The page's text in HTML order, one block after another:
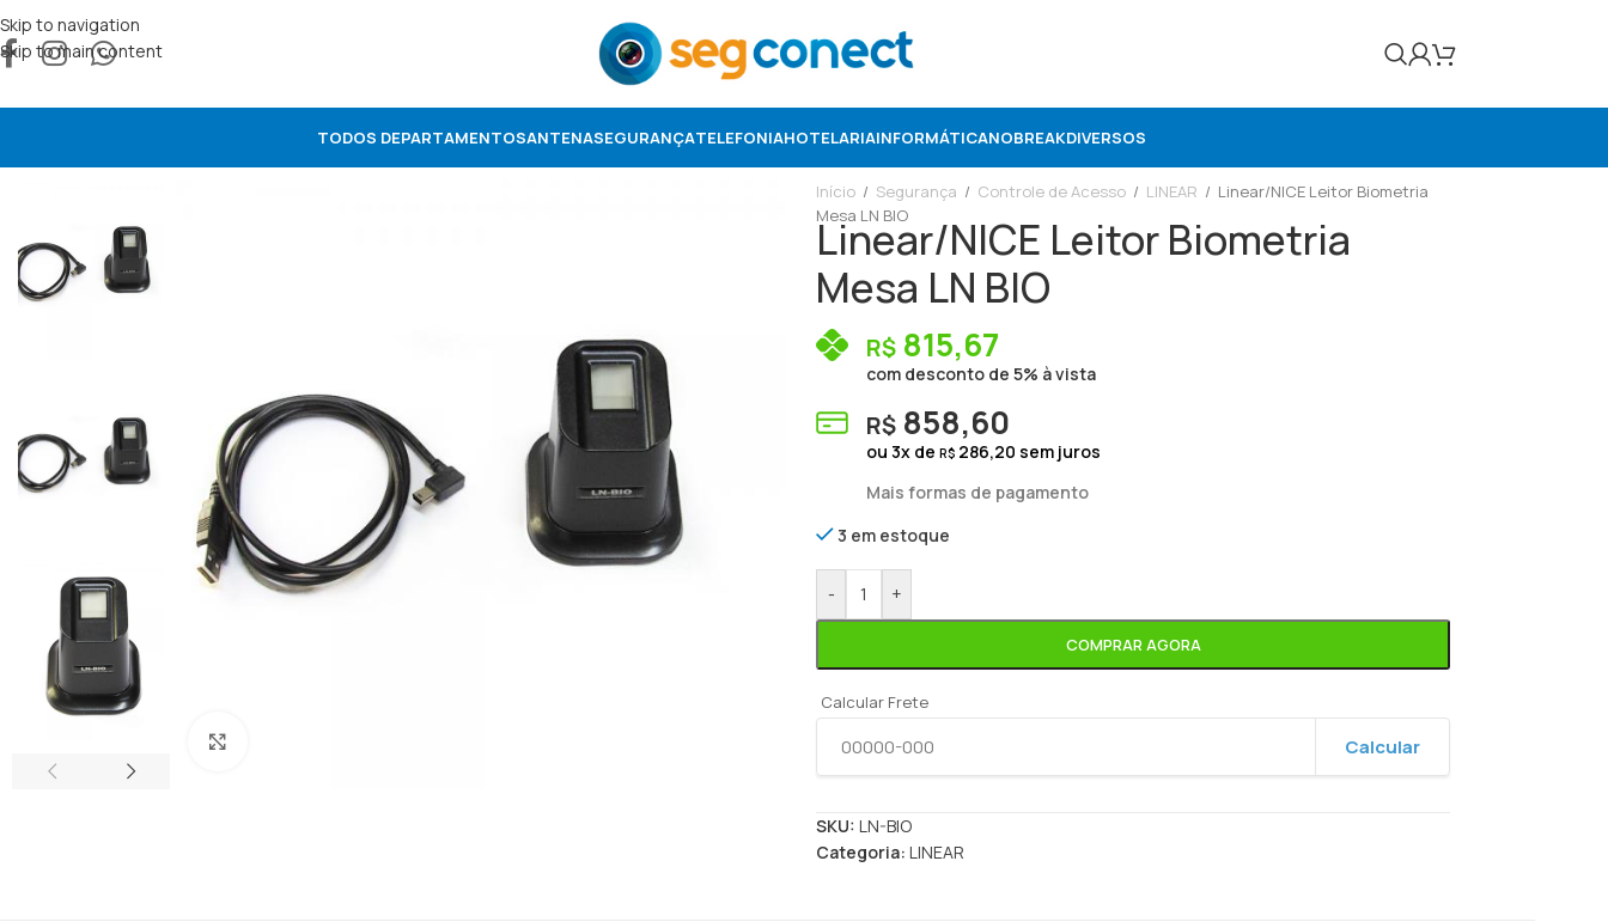
Skip to navigation
Skip to main content
TODOS DEPARTAMENTOSANTENASEGURANÇATELEFONIAHOTELARIAINFORMÁTICANOBREAKDIVERSOS
Início / Segurança / Controle de Acesso / LINEAR / Linear/NICE Leitor Biometria
Mesa LN BIO
Linear/NICE Leitor Biometria
Mesa LN BIO
R$ 815,67
com desconto de 5% à vista
R$ 858,60
ou3x deR$ 286,20 sem juros
Mais formas de pagamento
3 em estoque
- +
COMPRAR AGORA
Calcular Frete
Calcular
SKU:LN-BIO
Categoria: LINEAR